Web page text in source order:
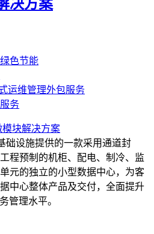
决方案
色节能
运维管理外包服务
务
模块解决方案
础设施提供的一款采用通道封
程预制的机柜、配电、制冷、监
元的独立的小型数据中心，为客
中心整体产品及交付，全面提升
管理水平。